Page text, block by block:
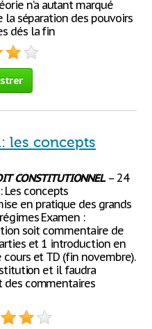
n’a autant marqué
la séparation des pouvoirs
dés la fin
les concepts
CONSTITUTIONNEL– 24
Les concepts
en pratique des grands
Examen :
soit commentaire de
et 1 introduction en
et TD (fin novembre).
et il faudra
des commentaires